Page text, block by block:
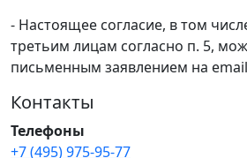
- Настоящее согласие, в том
третьим лицам согласно п. 5,
письменным заявлением на
Контакты
Телефоны
+7 (495) 975-95-77